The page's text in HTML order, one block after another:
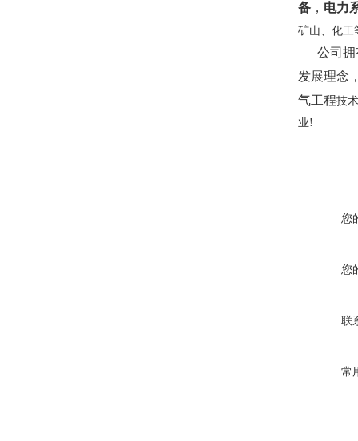
备， 电力
矿山、化工
公司拥
发展理念
气工程技
业!
您
您
联
常